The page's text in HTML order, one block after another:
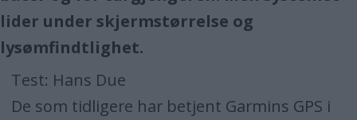
lider under skjermstørrelse og
lysømfindtlighet.
Test: Hans Due
De som tidligere har betjent Garmins GPS i